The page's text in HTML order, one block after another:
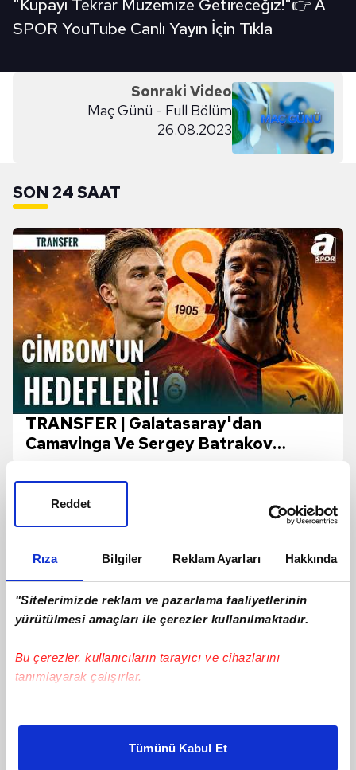
Rıza Bilgiler Reklam Ayarları Hakkında
"Sitelerimizde reklam ve pazarlama faaliyetlerinin
yürütülmesi amaçları ile çerezler kullanılmaktadır.
Bu çerezler, kullanıcıların tarayıcı ve cihazlarını
tanımlayarak çalışırlar.
Bu çerezlere izin vermeniz halinde sizlere özel
daha iyi reklam deneyimi yaşatabiliriz. Bunu yaparken
Tümünü Kabul Et
Reddet
"Kupayı Tekrar Müzemize Getireceğiz!"👉 A
SPOR YouTube Canlı Yayın İçin Tıkla
Sonraki Video
Maç Günü - Full Bölüm
26.08.2023
SON 24 SAAT
TRANSFER | Galatasaray'dan
Camavinga Ve Sergey Batrakov
Jayden Oosterwolde'den sakatlığı için